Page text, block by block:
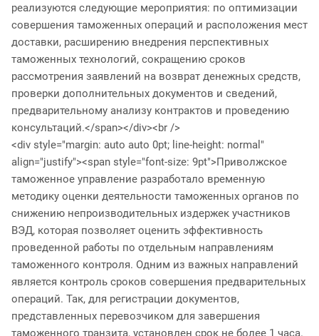
реализуются следующие мероприятия: по оптимизации
совершения таможенных операций и расположения мест
доставки, расширению внедрения перспективных
таможенных технологий, сокращению сроков
рассмотрения заявлений на возврат денежных средств,
проверки дополнительных документов и сведений,
предварительному анализу контрактов и проведению
консультаций.</span></div><br />
<div style="margin: auto auto 0pt; line-height: normal"
align="justify"><span style="font-size: 9pt">Приволжское
таможенное управление разработало временную
методику оценки деятельности таможенных органов по
снижению непроизводительных издержек участников
ВЭД, которая позволяет оценить эффективность
проведенной работы по отдельным направлениям
таможенного контроля. Одним из важных направлений
является контроль сроков совершения предварительных
операций. Так, для регистрации документов,
представленных перевозчиком для завершения
таможенного транзита, установлен срок не более 1 часа.